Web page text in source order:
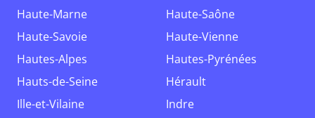
Haute-Marne
Haute-Saône
Haute-Savoie
Haute-Vienne
Hautes-Alpes
Hautes-Pyrénées
Hauts-de-Seine
Hérault
Ille-et-Vilaine
Indre